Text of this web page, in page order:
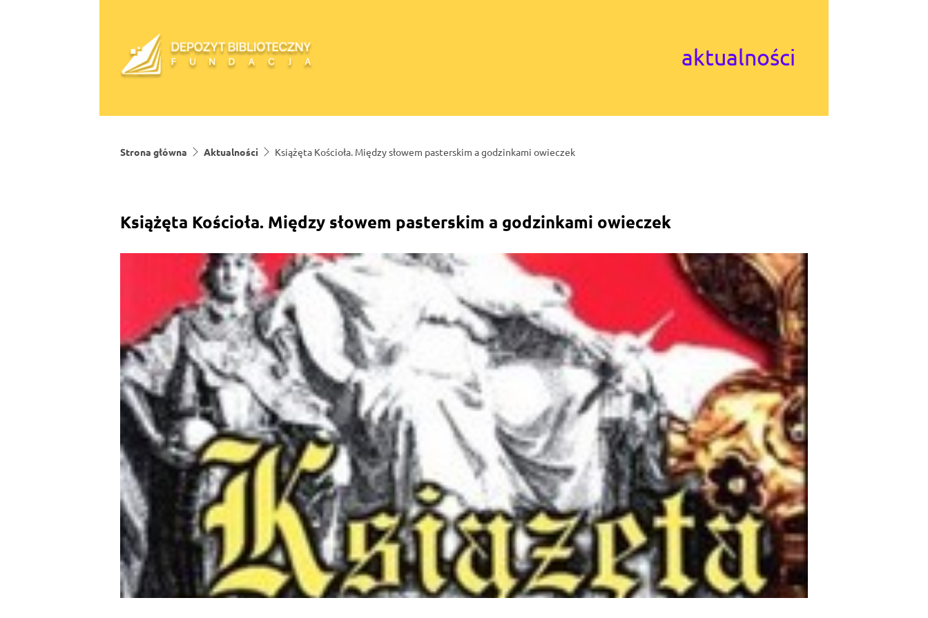
aktualności
Strona główna Aktualności Książęta Kościoła. Między słowem pasterskim a godzinkami owieczek
Książęta Kościoła. Między słowem pasterskim a godzinkami owieczek